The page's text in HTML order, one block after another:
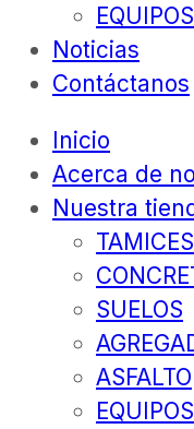
Noticias
Contáctanos
Inicio
Acerca de
Nuestra
TAMICES
SUELOS
ASFALTO